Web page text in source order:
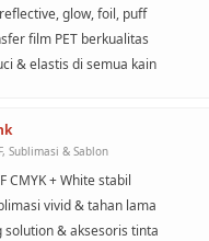
glow, foil, puff
film PET berkualitas
& elastis di semua kain
Sublimasi & Sablon
CMYK + White stabil
vivid & tahan lama
solution & aksesoris tinta